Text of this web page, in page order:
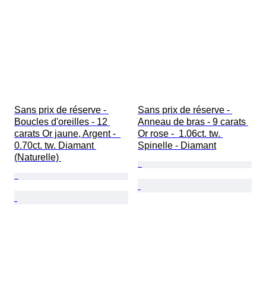
Sans prix de réserve -
Boucles d'oreilles - 12
carats Or jaune, Argent -
0.70ct. tw. Diamant
(Naturelle)
Sans prix de réserve -
Anneau de bras - 9 carats
Or rose -  1.06ct. tw.
Spinelle - Diamant